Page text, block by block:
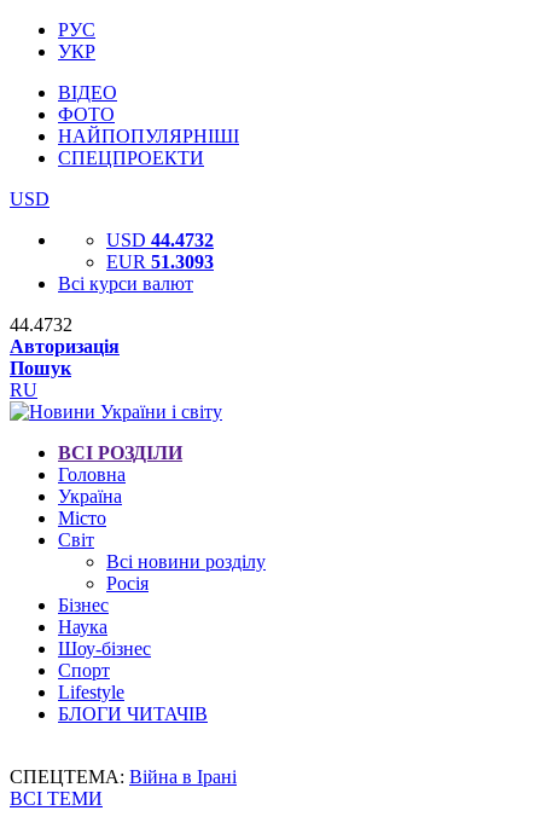
РУС
УКР
ВІДЕО
ФОТО
НАЙПОПУЛЯРНІШІ
СПЕЦПРОЕКТИ
USD
USD 44.4732
EUR 51.3093
Всі курси валют
44.4732
Авторизація
Пошук
RU
ВСІ РОЗДІЛИ
Головна
Україна
Місто
Світ
Всі новини розділу
Росія
Бізнес
Наука
Шоу-бізнес
Спорт
Lifestyle
БЛОГИ ЧИТАЧІВ
СПЕЦТЕМА: Війна в Ірані
ВСІ ТЕМИ